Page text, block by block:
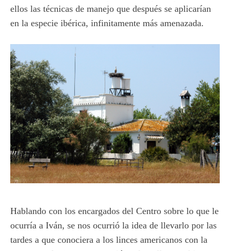
ellos las técnicas de manejo que después se aplicarían
en la especie ibérica, infinitamente más amenazada.
Hablando con los encargados del Centro sobre lo que le
ocurría a Iván, se nos ocurrió la idea de llevarlo por las
tardes a que conociera a los linces americanos con la